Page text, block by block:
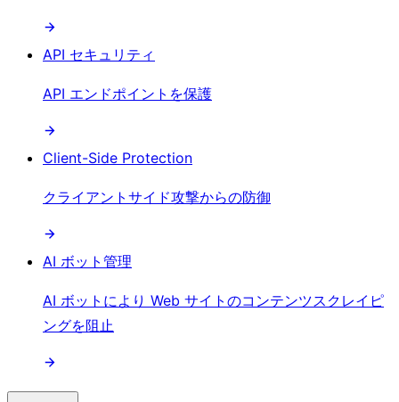
API セキュリティ
API エンドポイントを保護
Client-Side Protection
クライアントサイド攻撃からの防御
AI ボット管理
AI ボットにより Web サイトのコンテンツスクレイピ
ングを阻止